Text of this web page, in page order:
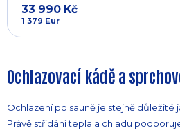
33 990 Kč
1 379 Eur
Ochlazovací kádě a
Ochlazení po sauně je stejně důležité
Právě střídání tepla a chladu